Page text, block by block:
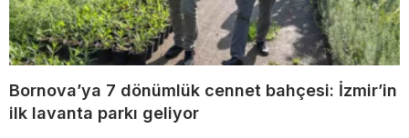
Bornova’ya 7 dönümlük cennet bahçesi: İzmir’in
ilk lavanta parkı geliyor